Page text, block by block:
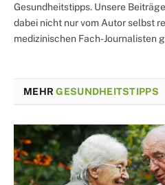
Gesundheitstipps. Unsere
dabei nicht nur vom Autor selbst
medizinischen Fach-Journalisten
MEHRGESUNDHEITSTIPPS